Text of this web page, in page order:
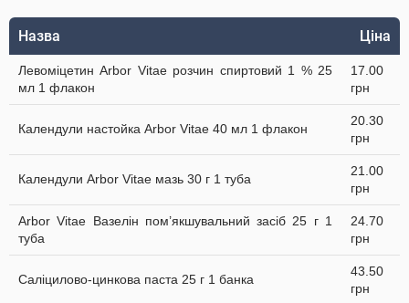
Назва Ціна
Левоміцетин Arbor Vitae розчин спиртовий 1 % 25
мл 1 флакон
17.00
грн
Календули настойка Arbor Vitae 40 мл 1 флакон
20.30
грн
Календули Arbor Vitae мазь 30 г 1 туба
21.00
грн
Arbor Vitae Вазелін пом’якшувальний засіб 25 г 1
туба
24.70
грн
Саліцилово-цинкова паста 25 г 1 банка
43.50
грн